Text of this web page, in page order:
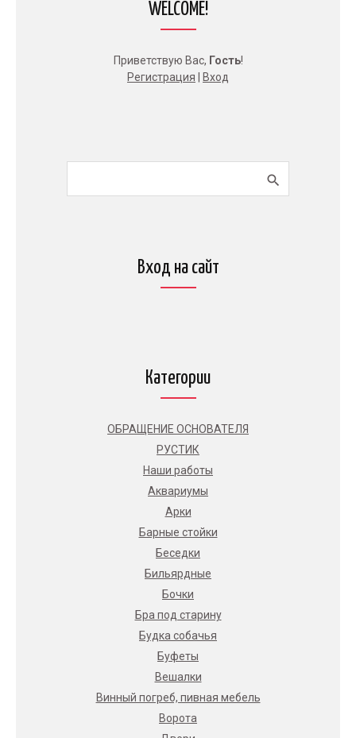
WELCOME!
Приветствую Вас, Гость!
Регистрация
Вход
Вход на сайт
Категории
ОБРАЩЕНИЕ ОСНОВАТЕЛЯ
РУСТИК
Наши работы
Аквариумы
Арки
Барные стойки
Беседки
Бильярдные
Бочки
Бра под старину
Будка собачья
Буфеты
Вешалки
Винный погреб, пивная мебель
Ворота